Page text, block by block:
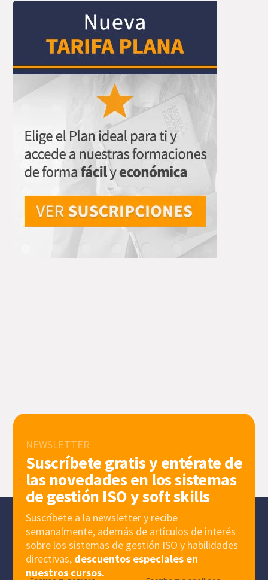
NEWSLETTER
Suscríbete gratis y entérate de
las novedades en los sistemas
de gestión ISO y soft skills
Suscríbete a la newsletter y recibe
semanalmente, además de artículos de interés
sobre los sistemas de gestión ISO y habilidades
directivas, descuentos especiales en
nuestros cursos.